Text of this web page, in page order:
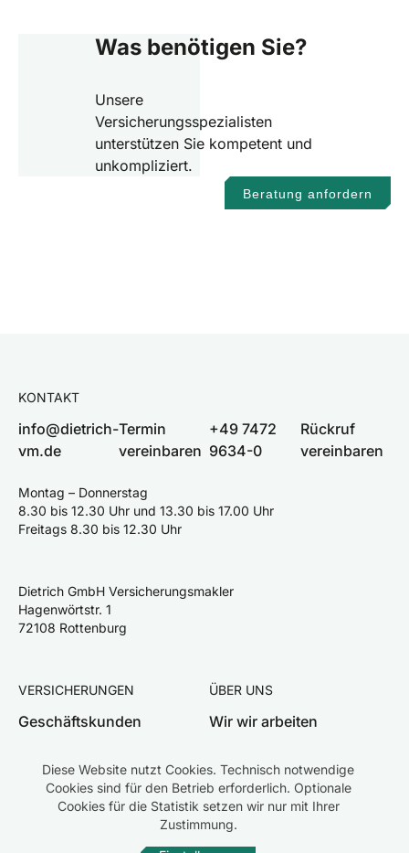
Was benötigen Sie?
Unsere
Versicherungsspezialisten
unterstützen Sie kompetent und
unkompliziert.
Beratung anfordern
KONTAKT
info@dietrich-
vm.de
Termin
vereinbaren
+49 7472
9634-0
Rückruf
vereinbaren
Montag – Donnerstag
8.30 bis 12.30 Uhr und 13.30 bis 17.00 Uhr
Freitags 8.30 bis 12.30 Uhr
Dietrich GmbH Versicherungsmakler
Hagenwörtstr. 1
72108 Rottenburg
VERSICHERUNGEN
Geschäftskunden
Schaden melden
ÜBER UNS
Wir wir arbeiten
Karriere
Diese Website nutzt Cookies. Technisch notwendige
Cookies sind für den Betrieb erforderlich. Optionale
Cookies für die Statistik setzen wir nur mit Ihrer
Zustimmung.